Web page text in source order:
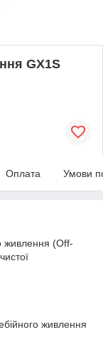
GX1S
Оплата Умови
живлення (Off-
живлення